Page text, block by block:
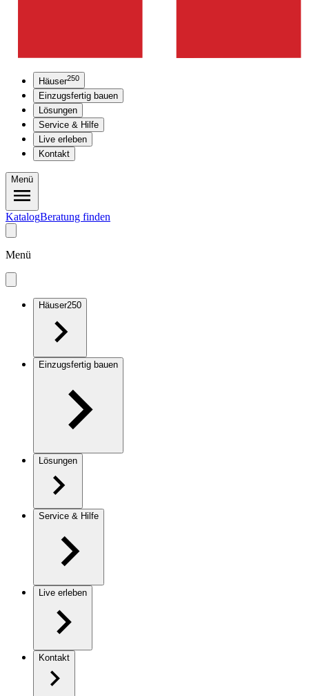
Häuser250
Einzugsfertig bauen
Lösungen
Service & Hilfe
Live erleben
Kontakt
Menü
KatalogBeratung finden
Menü
Häuser250
Einzugsfertig bauen
Lösungen
Service & Hilfe
Live erleben
Kontakt